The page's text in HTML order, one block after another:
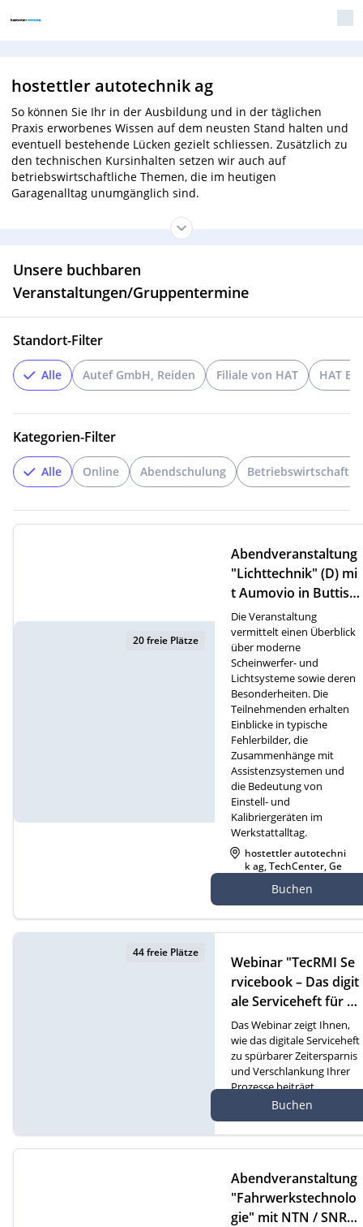
hostettler autotechnik ag
So können Sie Ihr in der Ausbildung und in der täglichen
Praxis erworbenes Wissen auf dem neusten Stand halten und
eventuell bestehende Lücken gezielt schliessen. Zusätzlich zu
den technischen Kursinhalten setzen wir auch auf
betriebswirtschaftliche Themen, die im heutigen
Garagenalltag unumgänglich sind.
Unsere buchbaren
Veranstaltungen/Gruppentermine
Standort-Filter
Alle Autef GmbH, Reiden Filiale von HAT HAT
Kategorien-Filter
Alle Online Abendschulung
20 freie Plätze
Abendveranstaltung
"Lichttechnik" (D) mi
t Aumovio in Buttish
olz
Die Veranstaltung
vermittelt einen Überblick
über moderne
Scheinwerfer- und
Lichtsysteme sowie deren
Besonderheiten. Die
Teilnehmenden erhalten
Einblicke in typische
Fehlerbilder, die
Zusammenhänge mit
Assistenzsystemen und
die Bedeutung von
Einstell- und
Kalibriergeräten im
Werkstattalltag.
hostettler autotechni
k ag, TechCenter, Ge
uttisholzBuchen
44 freie Plätze
Webinar "TecRMI Se
rvicebook – Das digit
ale Serviceheft für m
oderne Werkstatt- u
nd Serviceprozesse"
(D)
Das Webinar zeigt Ihnen,
wie das digitale Serviceheft
zu spürbarer Zeitersparnis
und Verschlankung Ihrer
Prozesse beiträgt.
Online Webinar
Buchen
Abendveranstaltung
"Fahrwerkstechnolo
gie" mit NTN / SNR i